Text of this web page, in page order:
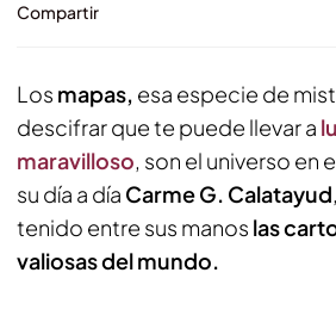
Compartir
Los mapas, esa especie de
descifrar que te puede llevar a
maravilloso, son el universo en
su día a día Carme G. Calatayud
tenido entre sus manos las
valiosas del mundo.